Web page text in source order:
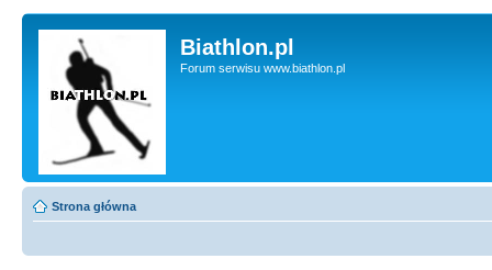
Biathlon.pl
Forum serwisu www.biathlon.pl
Strona główna